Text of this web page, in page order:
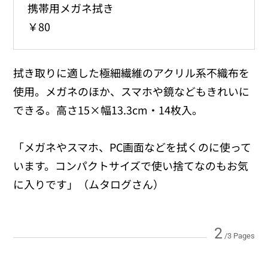
携帯用メガネ拭き
￥80
拭き取りに適した極細繊維のアクリル系不織布を
使用。メガネのほか、スマホや鏡などもきれいに
できる。高さ15×幅13.3cm・14枚入。
「メガネやスマホ、PC画面などを拭くのに使って
います。コンパクトサイズで使い捨てなのもお気
に入りです」（ムタログさん）
2 /3 Pages